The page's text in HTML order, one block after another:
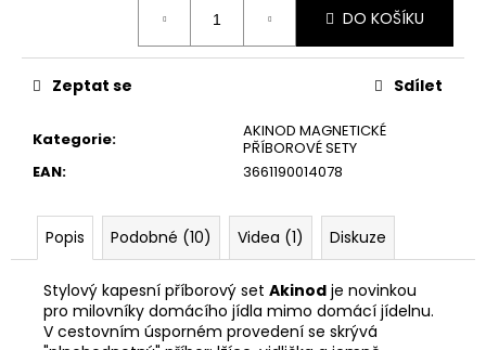
DO KOŠÍKU
Kategorie:
AKINOD MAGNETICKÉ
PŘÍBOROVÉ SETY
EAN: 3661190014078
Zeptat se Sdílet
Popis Podobné (10) Videa (1) Diskuze
Stylový kapesní příborový set Akinod je novinkou
pro milovníky domácího jídla mimo domácí jídelnu.
V cestovním úsporném provedení se skrývá
DEEJO
BLACK
27G
WOOD
295